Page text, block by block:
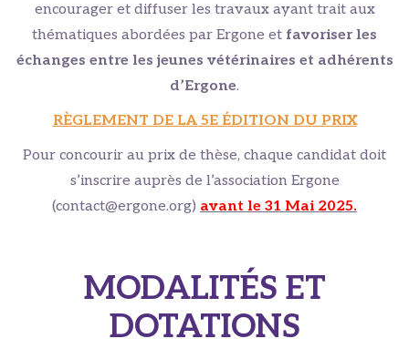
encourager et diffuser les travaux ayant trait aux
thématiques abordées par Ergone et favoriser les
échanges entre les jeunes vétérinaires et adhérents
d’Ergone.
RÈGLEMENT DE LA 5E ÉDITION DU PRIX
Pour concourir au prix de thèse, chaque candidat doit
s’inscrire auprès de l’association Ergone
(contact@ergone.org) avant le 31 Mai 2025.
MODALITÉS ET
DOTATIONS